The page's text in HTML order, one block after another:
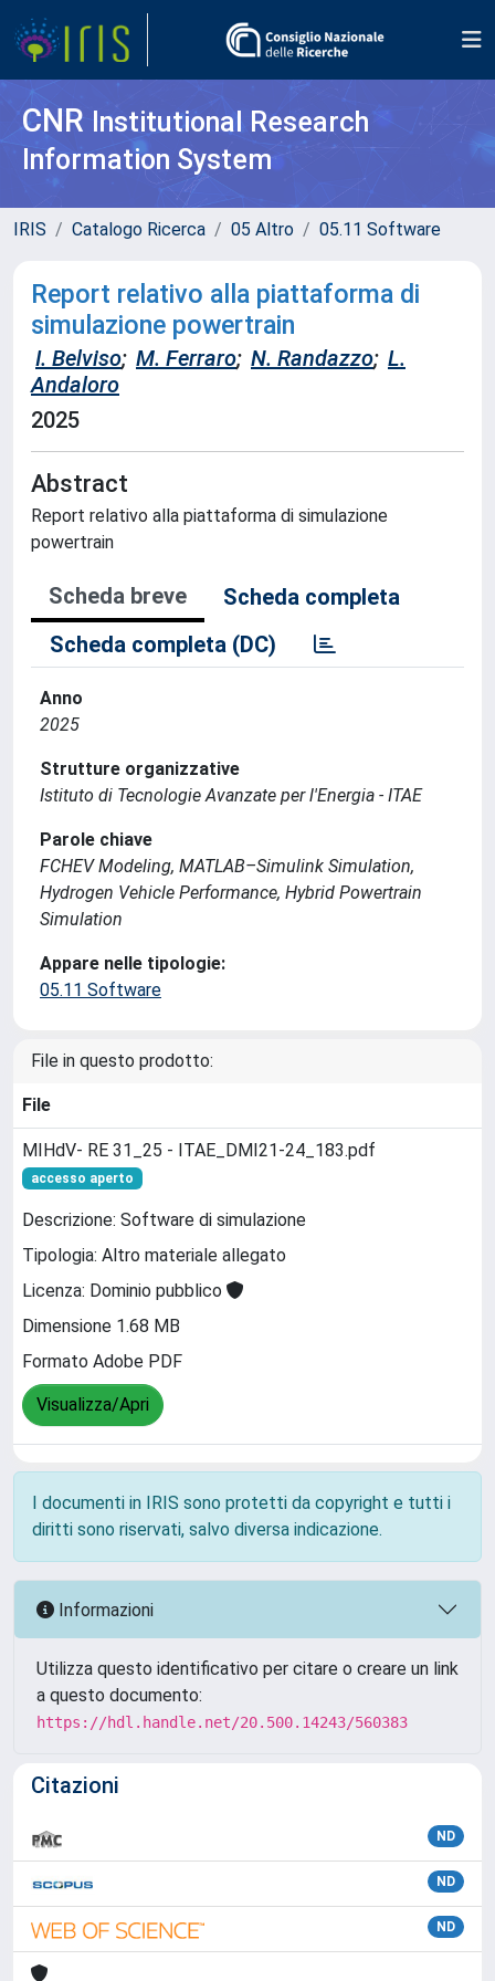
CNR Institutional Research
Information System
IRIS Catalogo Ricerca 05 Altro 05.11 Software
Report relativo alla piattaforma di
simulazione powertrain
I. Belviso; M. Ferraro; N. Randazzo; L.
Andaloro
2025
Abstract
Report relativo alla piattaforma di simulazione
powertrain
Scheda breve
Scheda completa
Scheda completa (DC)
Anno
2025
Strutture organizzative
Istituto di Tecnologie Avanzate per l'Energia - ITAE
Parole chiave
FCHEV Modeling, MATLAB–Simulink Simulation,
Hydrogen Vehicle Performance, Hybrid Powertrain
Simulation
Appare nelle tipologie:
05.11 Software
File in questo prodotto:
File
MIHdV- RE 31_25 - ITAE_DMI21-24_183.pdf
accesso aperto
Descrizione: Software di simulazione
Tipologia: Altro materiale allegato
Licenza: Dominio pubblico
Dimensione 1.68 MB
Formato Adobe PDF
Visualizza/Apri
I documenti in IRIS sono protetti da copyright e tutti i
diritti sono riservati, salvo diversa indicazione.
Informazioni
Utilizza questo identificativo per citare o creare un link
a questo documento:
https://hdl.handle.net/20.500.14243/560383
Citazioni
ND
ND
ND